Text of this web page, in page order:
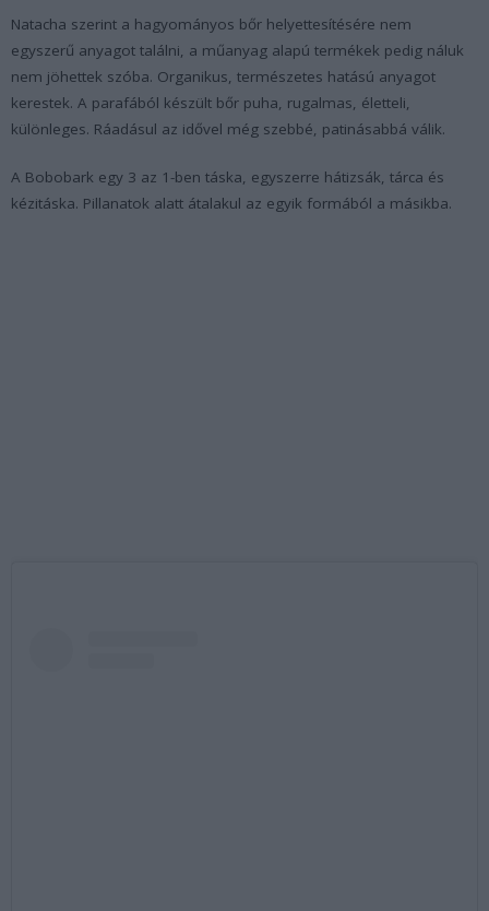
Natacha szerint a hagyományos bőr helyettesítésére nem
egyszerű anyagot találni, a műanyag alapú termékek pedig náluk
nem jöhettek szóba. Organikus, természetes hatású anyagot
kerestek. A parafából készült bőr puha, rugalmas, életteli,
különleges. Ráadásul az idővel még szebbé, patinásabbá válik.
A Bobobark egy 3 az 1-ben táska, egyszerre hátizsák, tárca és
kézitáska. Pillanatok alatt átalakul az egyik formából a másikba.